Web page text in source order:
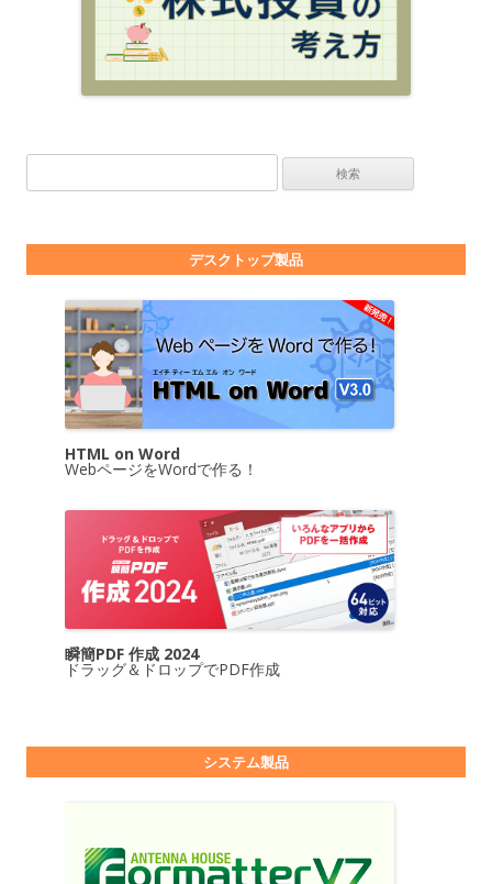
デスクトップ製品
HTML on Word
WebページをWordで作る！
瞬簡PDF 作成 2024
ドラッグ＆ドロップでPDF作成
システム製品